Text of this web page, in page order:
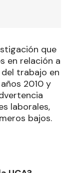
que
en relación a
trabajo en
2010 y
laborales,
bajos.